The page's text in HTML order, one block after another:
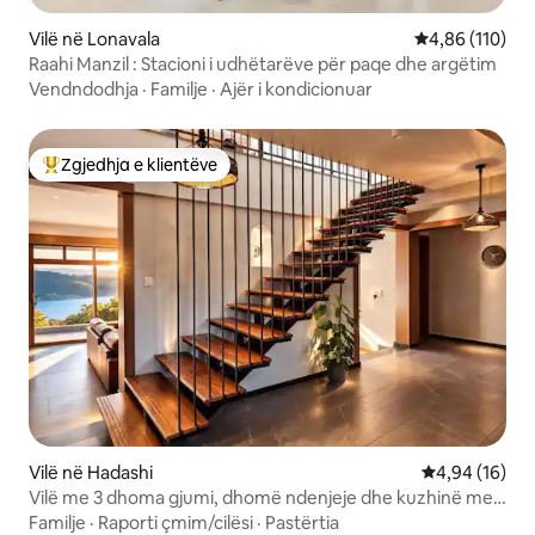
Vilë në Lonavala Vlerësimi
4,86 (110)
Raahi Manzil : Stacioni i udhëtarëve për paqe dhe argëtim
Vendndodhja · Familje · Ajër i kondicionuar
Më të mirat e zgjedhjeve të klientëve
Zgjedhja e klientëve
Vilë në Hadashi Vlerësimi
4,94 (16)
Vilë me 3 dhoma gjumi, dhomë ndenjeje dhe kuzhinë me
pamje nga liqeni në Mulshi
Familje · Raporti çmim/cilësi · Pastërtia